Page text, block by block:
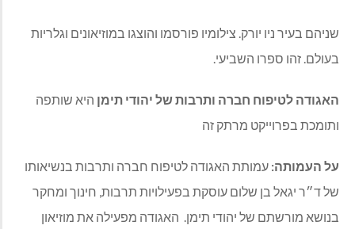
בעיר ניו יורק. צילומיו פורסמו והוצגו במוזיאונים וגלריות
זהו ספרו השביעי.
לטיפוח חברה ותרבות של יהודי תימן היא שותפה
בפרוייקט מרתק זה
העמותה:עמותת האגודה לטיפוח חברה ותרבות בנשיאותו
ד״ר יגאל בן שלום עוסקת בפעילויות תרבות, חינוך ומחקר
מורשתם של יהודי תימן. האגודה מפעילה את מוזיאון